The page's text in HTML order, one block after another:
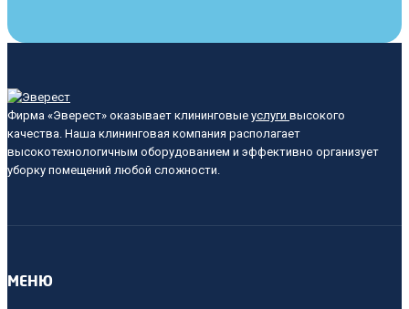
Фирма «Эверест» оказывает клининговые услуги высокого
качества. Наша клининговая компания располагает
высокотехнологичным оборудованием и эффективно организует
уборку помещений любой сложности.
МЕНЮ